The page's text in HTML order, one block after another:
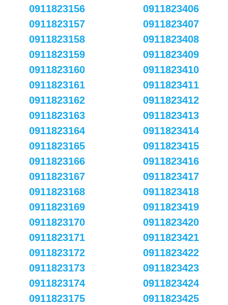
0911823156
0911823157
0911823158
0911823159
0911823160
0911823161
0911823162
0911823163
0911823164
0911823165
0911823166
0911823167
0911823168
0911823169
0911823170
0911823171
0911823172
0911823173
0911823174
0911823175
0911823406
0911823407
0911823408
0911823409
0911823410
0911823411
0911823412
0911823413
0911823414
0911823415
0911823416
0911823417
0911823418
0911823419
0911823420
0911823421
0911823422
0911823423
0911823424
0911823425